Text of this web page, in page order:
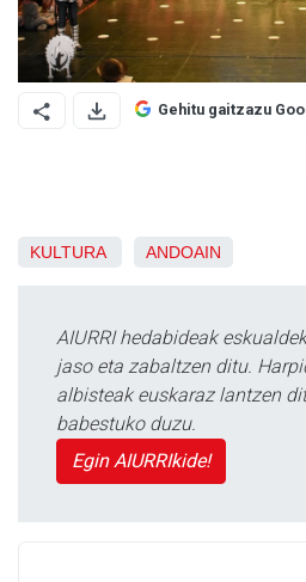
Gehitu gaitzazu
KULTURA ANDOAIN
AIURRI hedabideak
jaso eta zabaltzen ditu.
albisteak euskaraz lantzen
babestuko duzu.
Egin AIURRIkide!